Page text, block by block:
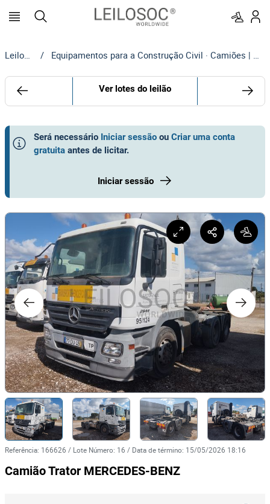
Leilosoc / Equipamentos para a Construção Civil · Camiões | MOTA-ENGIL
Ver lotes do leilão
Será necessário Iniciar sessão ou Criar uma conta
gratuita antes de licitar.
Iniciar sessão
Referência: 166626 / Lote Número: 16 / Data de término: 15/05/2026 18:16
Camião Trator MERCEDES-BENZ